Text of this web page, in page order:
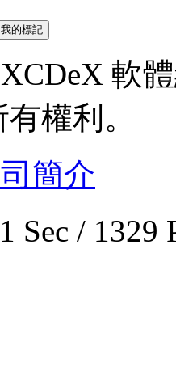
軟
權利。
簡介
Sec /